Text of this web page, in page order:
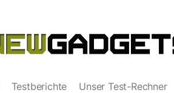
Testberichte Unser Test-Rechner